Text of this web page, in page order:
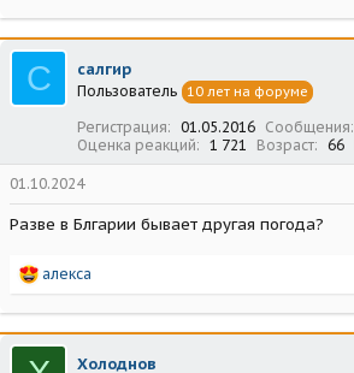
С салгир
Пользователь 10 лет на форуме
Регистрация 01.05.2016 Сообщения
Оценка реакций
1 721 Возраст 66
01.10.2024
Разве в Блгарии бывает другая погода?
Р
а
к
ц
и
алекса
Холоднов